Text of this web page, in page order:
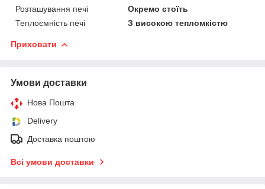
Розташування печі
Окремо стоїть
Теплоємність печі
З високою тепломкістю
Приховати
Умови доставки
Нова Пошта
Delivery
Доставка поштою
Всі умови доставки